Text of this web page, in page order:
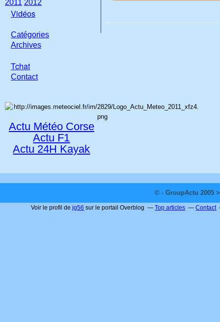
2011 2012
Vidéos
Catégories
Archives
Tchat
Contact
Actu Météo Corse
Actu F1
Actu 24H Kayak
© - GroupActu 2005
Voir le profil dejg56 sur le portail Overblog Top articles Contact